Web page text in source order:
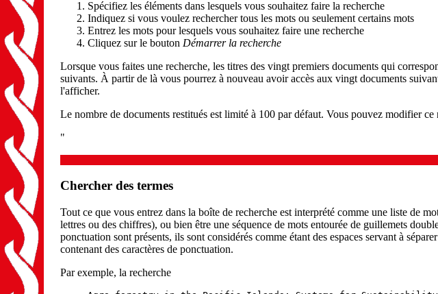
Spécifiez les éléments dans lesquels vous souhaitez faire la recherche
Indiquez si vous voulez rechercher tous les mots ou seulement certains mots
Entrez les mots pour lesquels vous souhaitez faire une recherche
Cliquez sur le bouton Démarrer la recherche
Lorsque vous faites une recherche, les titres des vingt premiers documents qui
suivants. À partir de là vous pourrez à nouveau avoir accès aux vingt documents
l'afficher.
Le nombre de documents restitués est limité à 100 par défaut. Vous pouvez modifier
"
Chercher des termes
Tout ce que vous entrez dans la boîte de recherche est interprété comme une liste de
lettres ou des chiffres), ou bien être une séquence de mots entourée de guillemets
ponctuation sont présents, ils sont considérés comme étant des espaces servant à
contenant des caractères de ponctuation.
Par exemple, la recherche